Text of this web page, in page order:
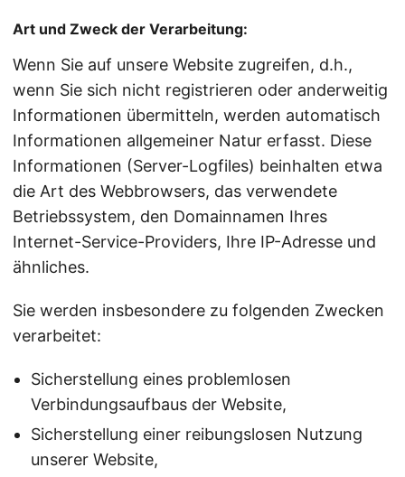
Art und Zweck der Verarbeitung:
Wenn Sie auf unsere Website zugreifen, d.h.,
wenn Sie sich nicht registrieren oder anderweitig
Informationen übermitteln, werden automatisch
Informationen allgemeiner Natur erfasst. Diese
Informationen (Server-Logfiles) beinhalten etwa
die Art des Webbrowsers, das verwendete
Betriebssystem, den Domainnamen Ihres
Internet-Service-Providers, Ihre IP-Adresse und
ähnliches.
Sie werden insbesondere zu folgenden Zwecken
verarbeitet:
Sicherstellung eines problemlosen
Verbindungsaufbaus der Website,
Sicherstellung einer reibungslosen Nutzung
unserer Website,